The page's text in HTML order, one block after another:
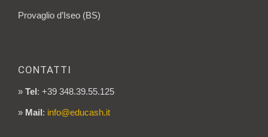
Provaglio d’Iseo (BS)
CONTATTI
» Tel: +39 348.39.55.125
» Mail: info@educash.it